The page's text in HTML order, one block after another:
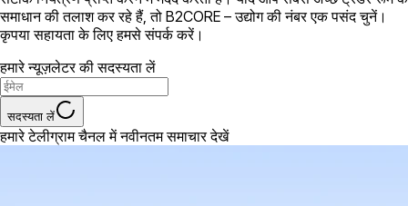
समाधान की तलाश कर रहे हैं, तो B2CORE – उद्योग की नंबर एक पसंद चुनें।
कृपया सहायता के लिए हमसे संपर्क करें।
हमारे न्यूज़लेटर की सदस्यता लें
सदस्यता लें
हमारे टेलीग्राम चैनल में नवीनतम समाचार देखें